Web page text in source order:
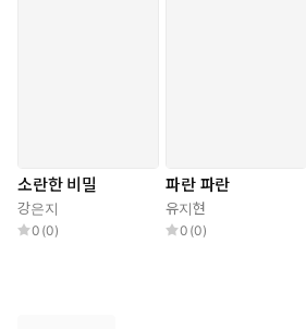
철’처럼 강하고 나쁜 사람이 되기로 결심
을 뱉고 머리도 염색하며 다른 사람이 되
을 입은 것처럼 어색하기만 하다. 한편 윤
고 여긴 주온은 친구가 되자며 자신의 비밀
소란한 비밀
강은지
0 (0)
파란 파란
유지현
0 (0)